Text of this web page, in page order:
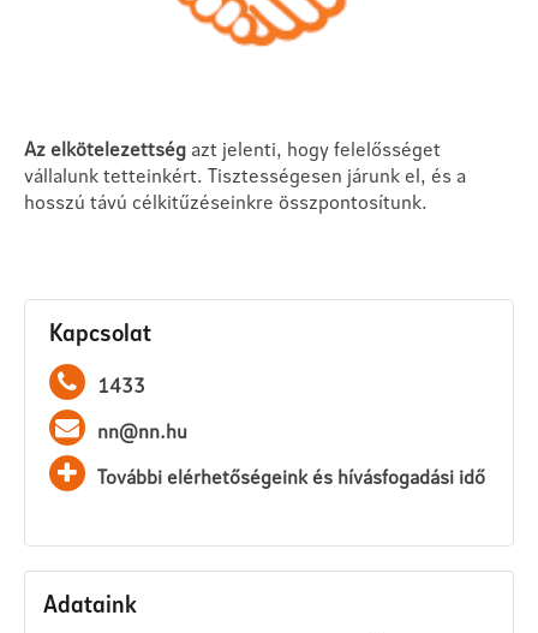
Az elkötelezettség azt jelenti, hogy felelősséget
vállalunk tetteinkért. Tisztességesen járunk el, és a
hosszú távú célkitűzéseinkre összpontosítunk.
Kapcsolat
1433
nn@nn.hu
További elérhetőségeink és hívásfogadási idő
Adataink